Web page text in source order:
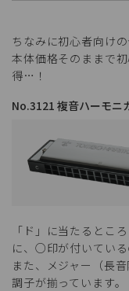
ちなみに初心者向け
本体価格そのままで
得…！
No.3121 複音ハーモニ
「ド」に当たるとこ
に、○印が付いている
また、メジャー（長
調子が揃っています。